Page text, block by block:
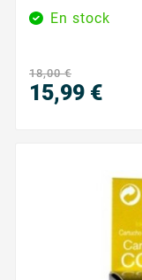
sans niveau
Conçue pour
couleur de haute
performances.
documents,
En stock
18,00 €
15,99 €